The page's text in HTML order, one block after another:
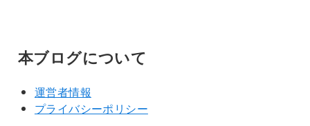
本ブログについて
運営者情報
プライバシーポリシー